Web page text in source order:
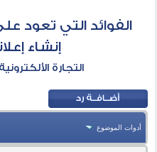
الفوائد التي تعود
إنشاء
التجارة
أدوات الموضوع